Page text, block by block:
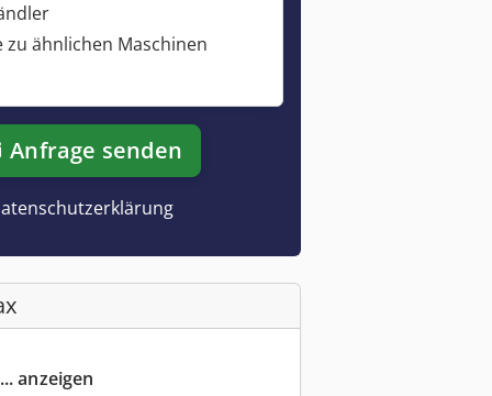
zu ähnlichen Maschinen
Anfrage senden
anzeigen